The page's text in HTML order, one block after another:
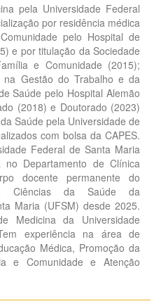
pela Universidade Federal
por residência médica
pelo Hospital de
e por titulação da Sociedade
e Comunidade (2015);
na Gestão do Trabalho e da
Saúde pelo Hospital Alemão
(2018) e Doutorado (2023)
Saúde pela Universidade de
com bolsa da CAPES.
Federal de Santa Maria
Departamento de Clínica
docente permanente do
Ciências da Saúde da
Maria (UFSM) desde 2025.
Medicina da Universidade
experiência na área de
Médica, Promoção da
e Comunidade e Atenção